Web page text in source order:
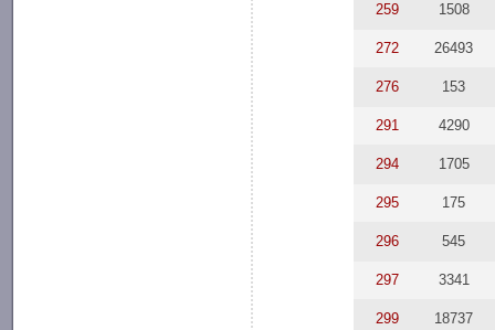
259 1508
272 26493
276 153
291 4290
294 1705
295 175
296 545
297 3341
299 18737